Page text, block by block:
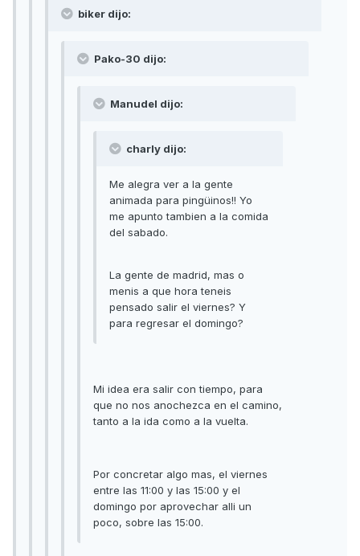
biker dijo:
Pako-30 dijo:
Manudel dijo:
charly dijo:
Me alegra ver a la gente
animada para pingüinos!! Yo
me apunto tambien a la comida
del sabado.
La gente de madrid, mas o
menis a que hora teneis
pensado salir el viernes? Y
para regresar el domingo?
Mi idea era salir con tiempo, para
que no nos anochezca en el camino,
tanto a la ida como a la vuelta.
Por concretar algo mas, el viernes
entre las 11:00 y las 15:00 y el
domingo por aprovechar alli un
poco, sobre las 15:00.